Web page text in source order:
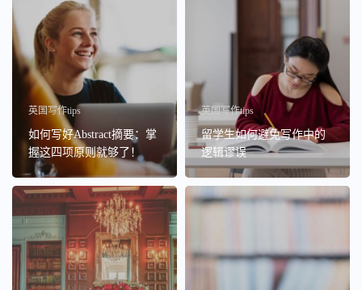
英国写作tips
如何写好Abstract摘要：掌
握这四项原则就够了！
英国写作tips
留学生如何避免写作中的
逻辑谬误